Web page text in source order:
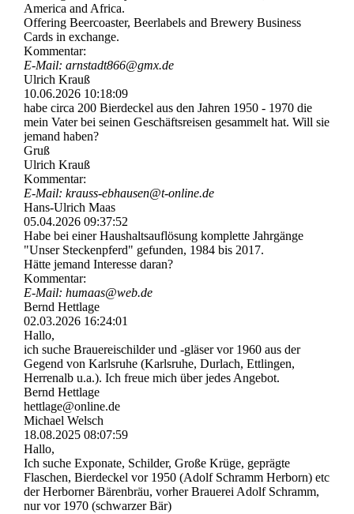
America and Africa.
Offering Beercoaster, Beerlabels and Brewery Business
Cards in exchange.
Kommentar:
E-Mail: arnstadt866@gmx.de
Ulrich Krauß
10.06.2026 10:18:09
habe circa 200 Bierdeckel aus den Jahren 1950 - 1970 die
mein Vater bei seinen Geschäftsreisen gesammelt hat. Will sie
jemand haben?
Gruß
Ulrich Krauß
Kommentar:
E-Mail: krauss-­ebhausen@­t-­online.­de
Hans-Ulrich Maas
05.04.2026 09:37:52
Habe bei einer Haushaltsauflösung komplette Jahrgänge
"Unser Steckenpferd" gefunden, 1984 bis 2017.
Hätte jemand Interesse daran?
Kommentar:
E-Mail: humaas@web.de
Bernd Hettlage
02.03.2026 16:24:01
Hallo,
ich suche Brauereischilder und -gläser vor 1960 aus der
Gegend von Karlsruhe (Karlsruhe, Durlach, Ettlingen,
Herrenalb u.a.). Ich freue mich über jedes Angebot.
Bernd Hettlage
hettlage@online.de
Michael Welsch
18.08.2025 08:07:59
Hallo,
Ich suche Exponate, Schilder, Große Krüge, geprägte
Flaschen, Bierdeckel vor 1950 (Adolf Schramm Herborn) etc
der Herborner Bärenbräu, vorher Brauerei Adolf Schramm,
nur vor 1970 (schwarzer Bär)